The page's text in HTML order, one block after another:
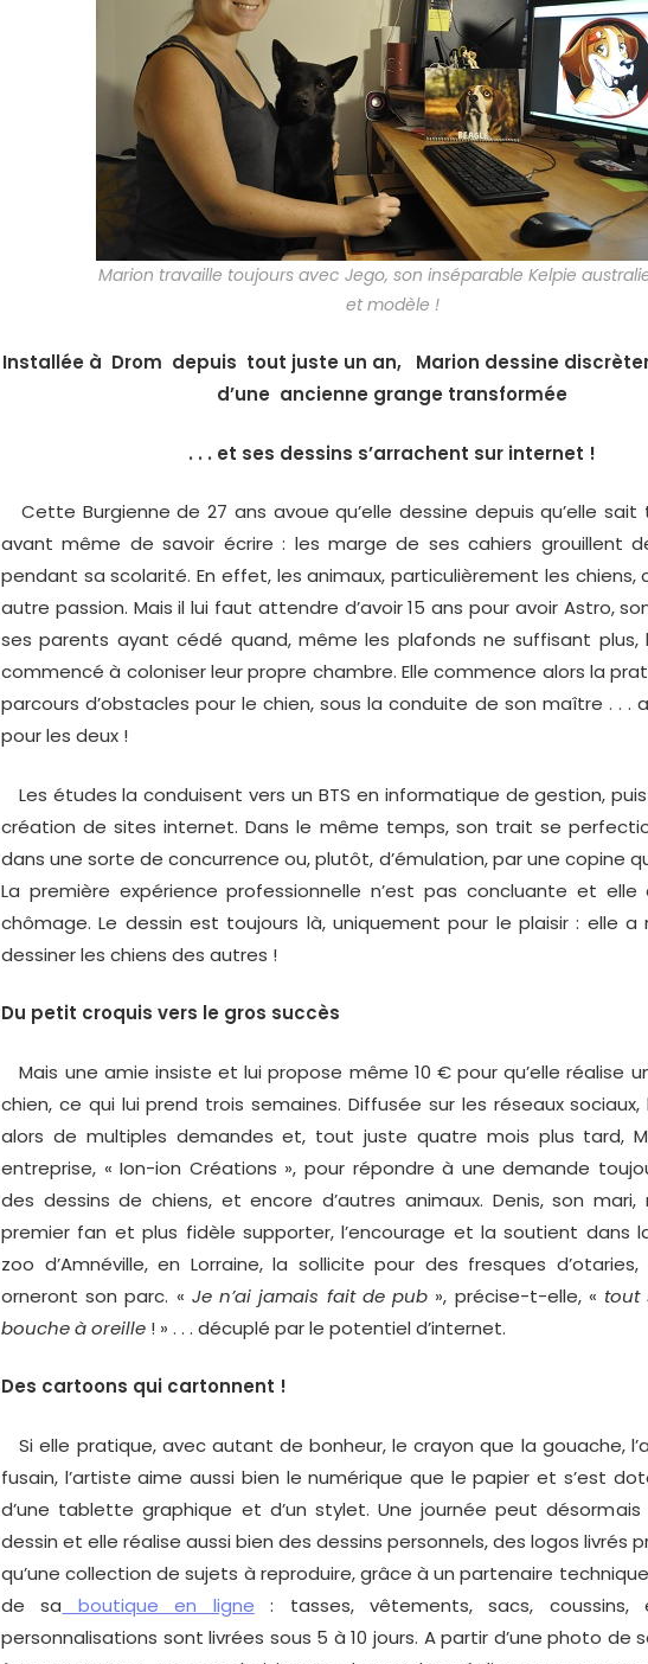
Marion travaille toujours avec Jego, son inséparable Kelpie
et modèle !
Installée à Drom depuis tout juste un an, Marion dessine
d’une ancienne grange transformée
. . . et ses dessins s’arrachent sur internet !
Cette Burgienne de 27 ans avoue qu’elle dessine depuis qu’elle sait
avant même de savoir écrire : les marge de ses cahiers grouillent
pendant sa scolarité. En effet, les animaux, particulièrement les chiens,
autre passion. Mais il lui faut attendre d’avoir 15 ans pour avoir Astro,
ses parents ayant cédé quand, même les plafonds ne suffisant plus,
commencé à coloniser leur propre chambre. Elle commence alors la
parcours d’obstacles pour le chien, sous la conduite de son maître . . .
pour les deux !
Les études la conduisent vers un BTS en informatique de gestion,
création de sites internet. Dans le même temps, son trait se
dans une sorte de concurrence ou, plutôt, d’émulation, par une copine
La première expérience professionnelle n’est pas concluante et
chômage. Le dessin est toujours là, uniquement pour le plaisir : elle
dessiner les chiens des autres !
Du petit croquis vers le gros succès
Mais une amie insiste et lui propose même 10 € pour qu’elle réalise
chien, ce qui lui prend trois semaines. Diffusée sur les réseaux sociaux,
alors de multiples demandes et, tout juste quatre mois plus tard,
entreprise, « Ion-ion Créations », pour répondre à une demande
des dessins de chiens, et encore d’autres animaux. Denis, son mari,
premier fan et plus fidèle supporter, l’encourage et la soutient dans
zoo d’Amnéville, en Lorraine, la sollicite pour des fresques
orneront son parc. « Je n’ai jamais fait de pub », précise-t-elle, « tout
bouche à oreille ! » . . . décuplé par le potentiel d’internet.
Des cartoons qui cartonnent !
Si elle pratique, avec autant de bonheur, le crayon que la gouache,
fusain, l’artiste aime aussi bien le numérique que le papier et s’est
d’une tablette graphique et d’un stylet. Une journée peut
dessin et elle réalise aussi bien des dessins personnels, des logos livrés
qu’une collection de sujets à reproduire, grâce à un partenaire
de sa boutique en ligne : tasses, vêtements, sacs,
personnalisations sont livrées sous 5 à 10 jours. A partir d’une photo de